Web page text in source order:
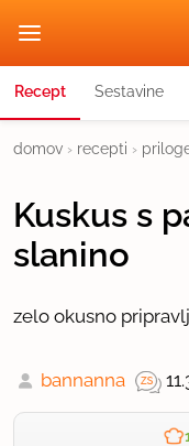
Recept Sestavine
domov › recepti ›
Kuskus s
slanino
zelo okusno
bannanna